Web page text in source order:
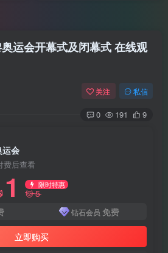
运会开幕式及闭幕式 在线观
关注 私信
0 191 9
运会
费后查看
1 限时特惠
🐱5
钻石会员 免费
立即购买